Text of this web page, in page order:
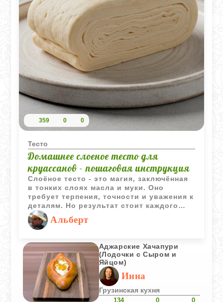
359 0 0
Тесто
Домашнее слоеное тесто для
круассанов - пошаговая инструкция
Слоёное тесто - это магия, заключённая
в тонких слоях масла и муки. Оно
требует терпения, точности и уважения к
деталям. Но результат стоит каждого
усилия: воздушные, хрустящие
круассаны с насыщенным вкусом,
которые невозможно сравнить с
магазинными аналогами. В этом рецепте
я покажу, как шаг за шагом создать
идеальное слоёное тесто, подходящее
для круассанов, датских булочек и
других видов выпечки.
Альберт
Аджарские Хачапури
(Лодочки с Сыром и
Яйцом)
Инна
Грузинская кухня
134 0 0